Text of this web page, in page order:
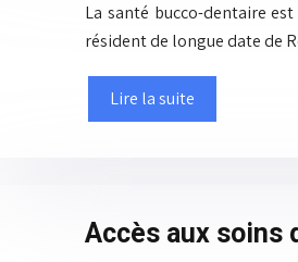
La santé bucco-dentaire
résident de longue date de
Lire la suite
Accès aux soins